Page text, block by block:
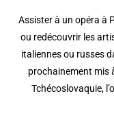
Assister à un opéra à
ou redécouvrir les
italiennes ou russes
prochainement mis
Tchécoslovaquie,